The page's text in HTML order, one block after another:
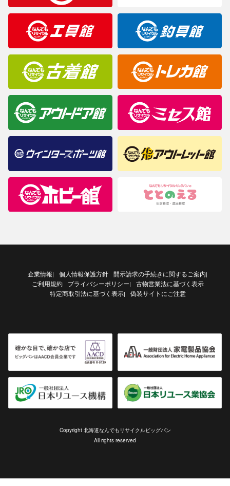
製造元が定めたカラー名と異なることもあります。色調などご不
明なことがありましたらご購入前にお問い合わせください。
商品について
企業情報| 個人情報保護方針 開示請求の手続きに関するご案内|
ご利用規約 プライバシーポリシー|
古物営業法に基づく表示
特定商取引法に基づく表示| 偽装サイトにご注意
Copyright 北海道なんでもリサイクルビッグバン
All rights reserved